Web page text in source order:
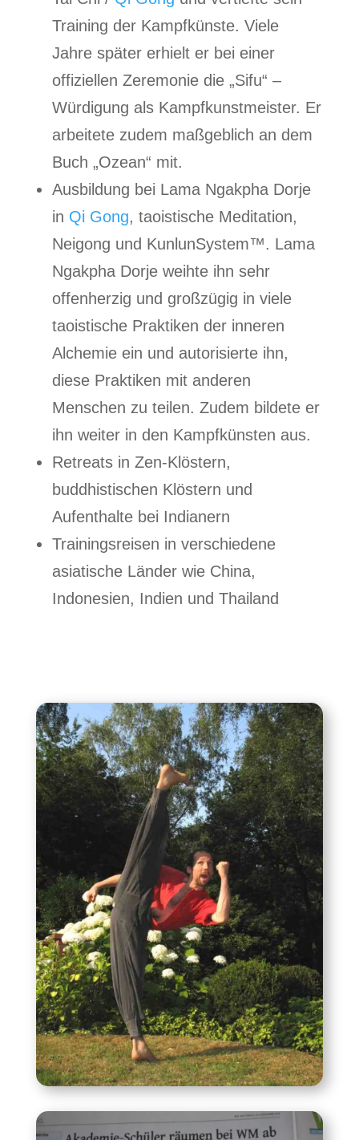
Training der Kampfkünste. Viele
Jahre später erhielt er bei einer
offiziellen Zeremonie die „Sifu“ –
Würdigung als Kampfkunstmeister. Er
arbeitete zudem maßgeblich an dem
Buch „Ozean“ mit.
Ausbildung bei Lama Ngakpha Dorje
in Qi Gong, taoistische Meditation,
Neigong und KunlunSystem™. Lama
Ngakpha Dorje weihte ihn sehr
offenherzig und großzügig in viele
taoistische Praktiken der inneren
Alchemie ein und autorisierte ihn,
diese Praktiken mit anderen
Menschen zu teilen. Zudem bildete er
ihn weiter in den Kampfkünsten aus.
Retreats in Zen-Klöstern,
buddhistischen Klöstern und
Aufenthalte bei Indianern
Trainingsreisen in verschiedene
asiatische Länder wie China,
Indonesien, Indien und Thailand